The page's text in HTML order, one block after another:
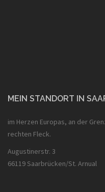
MEIN STANDORT IN
im Herzen Europas, an der
rechten Fleck.
Augustinerstr. 3
66119 Saarbrücken/St. Arnual